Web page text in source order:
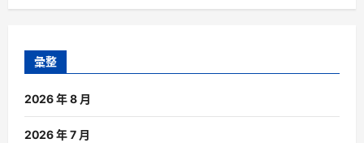
彙整
2026 年 8 月
2026 年 7 月